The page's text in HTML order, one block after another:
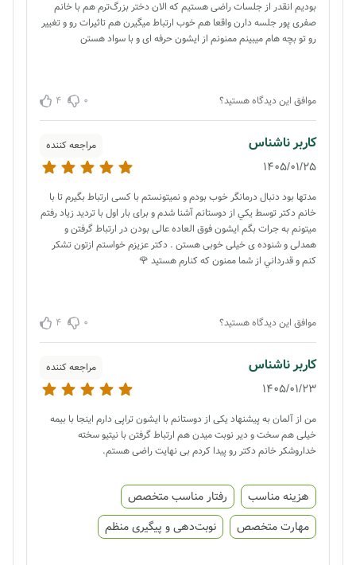
بودیم انقدر از جلسات راضی هستیم که الان دختر بزرگ‌ترم هم با خانم
صفری پور جلسه دارن واقعا هم خوب ارتباط میگیرن هم تاثیرات رو و تغییر
رو تو بچه هام میبینم ممنونم از ایشون حرفه ای و با سواد هستن
موافق این دیدگاه هستید؟ 0
4
کاربر ناشناس مراجعه کننده
1405/01/25
مدتها بود دنبال درمانگر خوب بودم و نمیتونستم با کسی ارتباط بگیرم تا با
خانم دکتر توسط يكي از دوستانم آشنا شدم و برای بار اول با تردید زیاد رفتم
میتونم به جرات بگم ایشون فوق العاده عالی بودن در ارتباط گرفتن و
همدلی و شنوده ی خیلی خوبی هستن . دكتر عزيزم خواستم ازتون تشکر
کنم و قدرداني از شما ممنون که کنارم هستید 🌹
موافق این دیدگاه هستید؟ 0
4
کاربر ناشناس مراجعه کننده
1405/01/23
من از آلمان به پیشنهاد یکی از دوستانم با ایشون تراپی دارم اینجا با بیمه
خیلی هم سخت و دیر نوبت میدن هم ارتباط گرفتن با نیتیو سخته
خداروشکر خانم دکتر رو پیدا کردم بی نهایت راضی هستم.
هزینه مناسب
رفتار مناسب متخصص
مهارت متخصص
نوبت‌دهی و پیگیری منظم